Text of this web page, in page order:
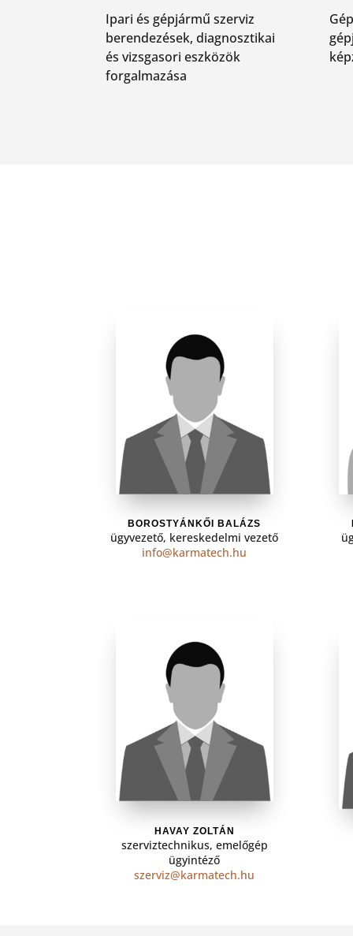
Ipari és gépjármű szerviz
berendezések, diagnosztikai
és vizsgasori eszközök
forgalmazása
BOROSTYÁNKŐI BALÁZS
ügyvezető, kereskedelmi vezető
info@karmatech.hu
HAVAY ZOLTÁN
szerviztechnikus, emelőgép
ügyintéző
szerviz@karmatech.hu